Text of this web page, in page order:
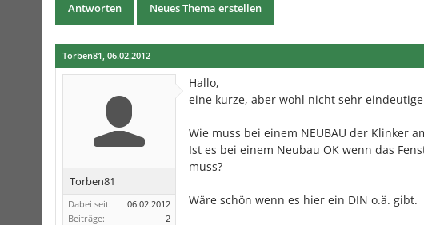
Antworten Neues Thema erstellen
Torben81, 06.02.2012
Torben81
Dabei seit:
06.02.2012
Beiträge:
2
Hallo,
eine kurze, aber wohl nicht sehr eindeutige
Wie muss bei einem NEUBAU der Klinker
Ist es bei einem Neubau OK wenn das
muss?
Wäre schön wenn es hier ein DIN o.ä. gibt.